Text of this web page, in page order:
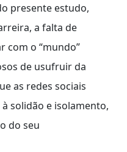
presente estudo,
a falta de
com o “mundo”
de usufruir da
as redes sociais
solidão e isolamento,
do seu